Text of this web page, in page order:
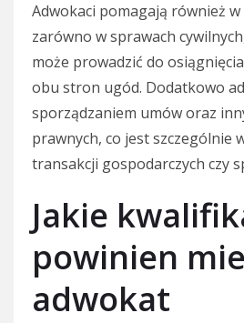
Adwokaci pomagają również w
zarówno w sprawach
może prowadzić do
obu stron ugód. Dodatkowo
sporządzaniem umów oraz
prawnych, co jest szczególnie
transakcji gospodarczych czy
Jakie
powinien
adwokat